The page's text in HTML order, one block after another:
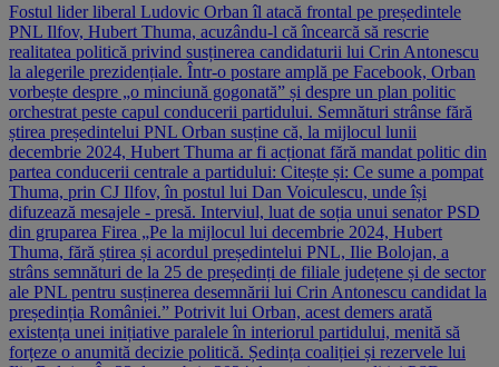
Fostul lider liberal Ludovic Orban îl atacă frontal pe președintele
PNL Ilfov, Hubert Thuma, acuzându-l că încearcă să rescrie
realitatea politică privind susținerea candidaturii lui Crin Antonescu
la alegerile prezidențiale. Într-o postare amplă pe Facebook, Orban
vorbește despre „o minciună gogonată” și despre un plan politic
orchestrat peste capul conducerii partidului. Semnături strânse fără
știrea președintelui PNL Orban susține că, la mijlocul lunii
decembrie 2024, Hubert Thuma ar fi acționat fără mandat politic din
partea conducerii centrale a partidului: Citește și: Ce sume a pompat
Thuma, prin CJ Ilfov, în postul lui Dan Voiculescu, unde își
difuzează mesajele - presă. Interviul, luat de soția unui senator PSD
din gruparea Firea „Pe la mijlocul lui decembrie 2024, Hubert
Thuma, fără știrea și acordul președintelui PNL, Ilie Bolojan, a
strâns semnături de la 25 de președinți de filiale județene și de sector
ale PNL pentru susținerea desemnării lui Crin Antonescu candidat la
președinția României.” Potrivit lui Orban, acest demers arată
existența unei inițiative paralele în interiorul partidului, menită să
forțeze o anumită decizie politică. Ședința coaliției și rezervele lui